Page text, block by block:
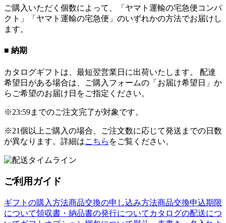
ご購入いただく個数によって、「ヤマト運輸の宅急便コンパ
クト」「ヤマト運輸の宅急便」のいずれかの方法でお届けし
ます。
■ 納期
カタログギフトは、最短翌営業日に出荷いたします。 配達
希望日がある場合は、ご購入フォームの「お届け希望日」か
らご希望のお届け日をご指定ください。
※23:59までのご注文完了が対象です。
※21個以上ご購入の場合、ご注文数に応じて発送までの日数
が異なります。詳細はこちら をご覧ください。
ご利用ガイド
ギフトの購入方法商品交換の申し込み方法商品交換申込期限
について領収書・納品書の発行について カタログの配送につ